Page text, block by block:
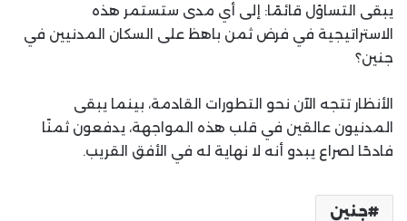
يبقى التساؤل قائمًا: إلى أي مدى ستستمر هذه
الاستراتيجية في فرض ثمن باهظ على السكان المدنيين في
جنين؟
الأنظار تتجه الآن نحو التطورات القادمة، بينما يبقى
المدنيون عالقين في قلب هذه المواجهة، يدفعون ثمنًا
فادحًا لصراع يبدو أنه لا نهاية له في الأفق القريب.
جنين